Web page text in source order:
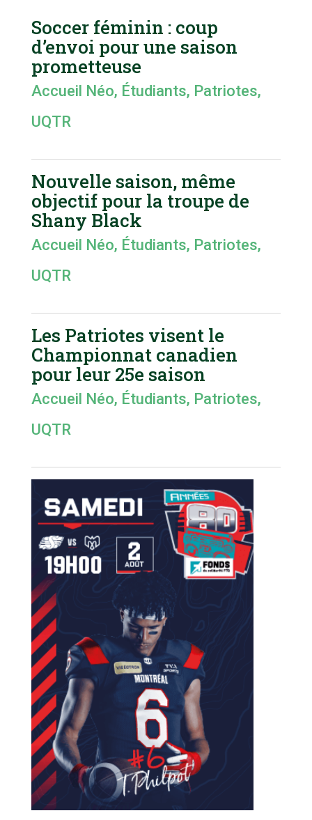
Soccer féminin : coup
d’envoi pour une saison
prometteuse
Accueil Néo, Étudiants, Patriotes,
UQTR
Nouvelle saison, même
objectif pour la troupe de
Shany Black
Accueil Néo, Étudiants, Patriotes,
UQTR
Les Patriotes visent le
Championnat canadien
pour leur 25e saison
Accueil Néo, Étudiants, Patriotes,
UQTR